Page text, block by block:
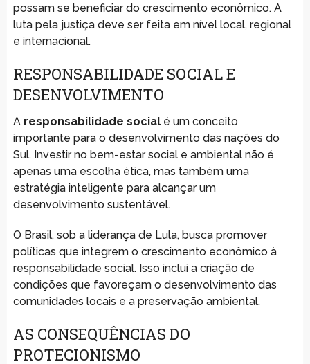
possam se beneficiar do crescimento econômico. A
luta pela justiça deve ser feita em nível local, regional
e internacional.
RESPONSABILIDADE SOCIAL E
DESENVOLVIMENTO
A responsabilidade socialé um conceito
importante para o desenvolvimento das nações do
Sul. Investir no bem-estar social e ambiental não é
apenas uma escolha ética, mas também uma
estratégia inteligente para alcançar um
desenvolvimento sustentável.
O Brasil, sob a liderança de Lula, busca promover
políticas que integrem o crescimento econômico à
responsabilidade social. Isso inclui a criação de
condições que favoreçam o desenvolvimento das
comunidades locais e a preservação ambiental.
AS CONSEQUÊNCIAS DO
PROTECIONISMO